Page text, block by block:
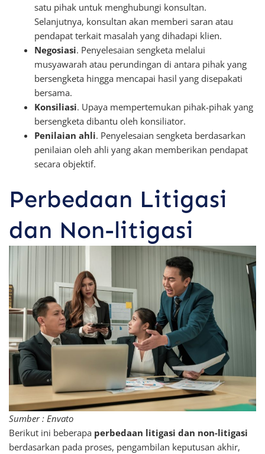
satu pihak untuk menghubungi konsultan.
Selanjutnya, konsultan akan memberi saran atau
pendapat terkait masalah yang dihadapi klien.
Negosiasi. Penyelesaian sengketa melalui
musyawarah atau perundingan di antara pihak yang
bersengketa hingga mencapai hasil yang disepakati
bersama.
Konsiliasi. Upaya mempertemukan pihak-pihak yang
bersengketa dibantu oleh konsiliator.
Penilaian ahli. Penyelesaian sengketa berdasarkan
penilaian oleh ahli yang akan memberikan pendapat
secara objektif.
Perbedaan Litigasi
dan Non-litigasi
Sumber : Envato
Berikut ini beberapa perbedaan litigasi dan non-litigasi
berdasarkan pada proses, pengambilan keputusan akhir,